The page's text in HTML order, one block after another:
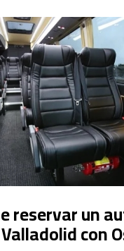
reservar un
con